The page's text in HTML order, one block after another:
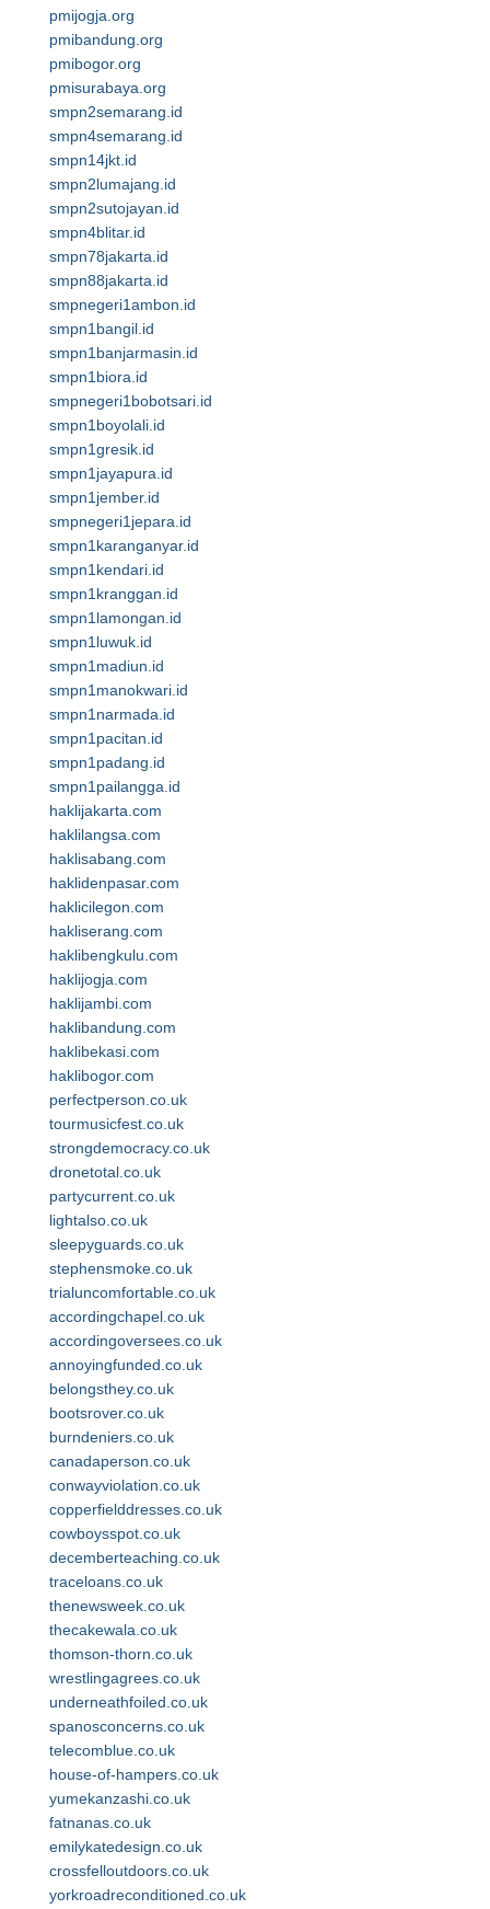
pmijogja.org
pmibandung.org
pmibogor.org
pmisurabaya.org
smpn2semarang.id
smpn4semarang.id
smpn14jkt.id
smpn2lumajang.id
smpn2sutojayan.id
smpn4blitar.id
smpn78jakarta.id
smpn88jakarta.id
smpnegeri1ambon.id
smpn1bangil.id
smpn1banjarmasin.id
smpn1biora.id
smpnegeri1bobotsari.id
smpn1boyolali.id
smpn1gresik.id
smpn1jayapura.id
smpn1jember.id
smpnegeri1jepara.id
smpn1karanganyar.id
smpn1kendari.id
smpn1kranggan.id
smpn1lamongan.id
smpn1luwuk.id
smpn1madiun.id
smpn1manokwari.id
smpn1narmada.id
smpn1pacitan.id
smpn1padang.id
smpn1pailangga.id
haklijakarta.com
haklilangsa.com
haklisabang.com
haklidenpasar.com
haklicilegon.com
hakliserang.com
haklibengkulu.com
haklijogja.com
haklijambi.com
haklibandung.com
haklibekasi.com
haklibogor.com
perfectperson.co.uk
tourmusicfest.co.uk
strongdemocracy.co.uk
dronetotal.co.uk
partycurrent.co.uk
lightalso.co.uk
sleepyguards.co.uk
stephensmoke.co.uk
trialuncomfortable.co.uk
accordingchapel.co.uk
accordingoversees.co.uk
annoyingfunded.co.uk
belongsthey.co.uk
bootsrover.co.uk
burndeniers.co.uk
canadaperson.co.uk
conwayviolation.co.uk
copperfielddresses.co.uk
cowboysspot.co.uk
decemberteaching.co.uk
traceloans.co.uk
thenewsweek.co.uk
thecakewala.co.uk
thomson-thorn.co.uk
wrestlingagrees.co.uk
underneathfoiled.co.uk
spanosconcerns.co.uk
telecomblue.co.uk
house-of-hampers.co.uk
yumekanzashi.co.uk
fatnanas.co.uk
emilykatedesign.co.uk
crossfelloutdoors.co.uk
yorkroadreconditioned.co.uk